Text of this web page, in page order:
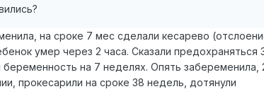
на сроке 7 мес сделали кесарево
умер через 2 часа. Сказали предохраняться
на 7 неделях. Опять забеременила,
прокесарили на сроке 38 недель, дотянули